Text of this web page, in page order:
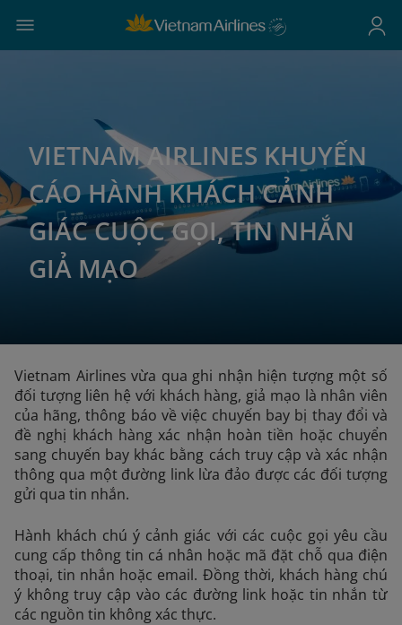
VIETNAM AIRLINES KHUYẾN
CÁO HÀNH KHÁCH CẢNH
GIÁC CUỘC GỌI, TIN NHẮN
GIẢ MẠO
Vietnam Airlines vừa qua ghi nhận hiện tượng một số
đối tượng liên hệ với khách hàng, giả mạo là nhân viên
của hãng, thông báo về việc chuyến bay bị thay đổi và
đề nghị khách hàng xác nhận hoàn tiền hoặc chuyển
sang chuyến bay khác bằng cách truy cập và xác nhận
thông qua một đường link lừa đảo được các đối tượng
gửi qua tin nhắn.
Hành khách chú ý cảnh giác với các cuộc gọi yêu cầu
cung cấp thông tin cá nhân hoặc mã đặt chỗ qua điện
thoại, tin nhắn hoặc email. Đồng thời, khách hàng chú
ý không truy cập vào các đường link hoặc tin nhắn từ
các nguồn tin không xác thực.